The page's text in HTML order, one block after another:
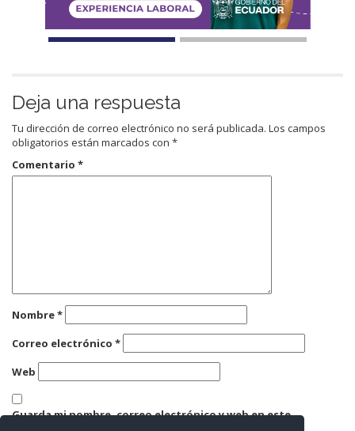
Deja una respuesta
Tu dirección de correo electrónico no será publicada. Los campos
obligatorios están marcados con *
Comentario *
Nombre*
Correo electrónico *
Web
Guarda mi nombre, correo electrónico y web en este